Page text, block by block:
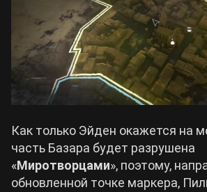
Как только Эйден окажется на
часть Базара будет разрушена
«Миротворцами», поэтому,
обновленной точке маркера,